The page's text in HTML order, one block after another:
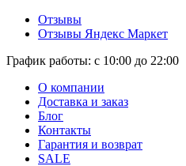
Отзывы
Отзывы Яндекс Маркет
График работы: с 10:00 до 22:00
О компании
Доставка и заказ
Блог
Контакты
Гарантия и возврат
SALE